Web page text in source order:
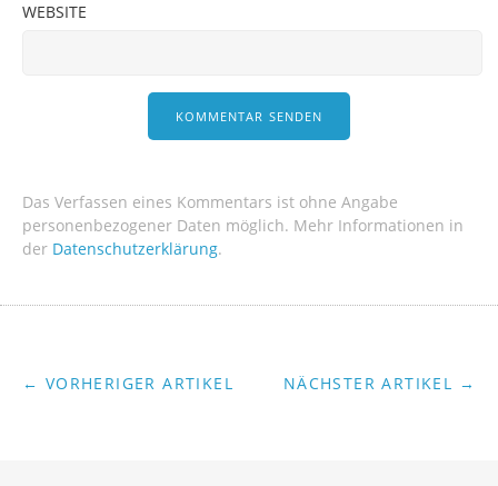
WEBSITE
Das Verfassen eines Kommentars ist ohne Angabe
personenbezogener Daten möglich. Mehr Informationen in
der Datenschutzerklärung.
NÄCHSTER ARTIKEL →
← VORHERIGER ARTIKEL